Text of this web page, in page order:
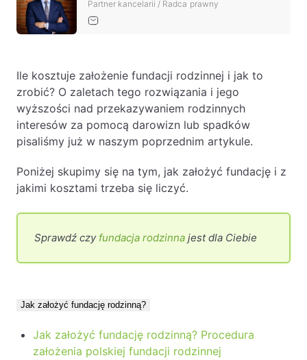
Baza wiedzy
Ochrona majątku i planowanie podatkowe
Ochrona majątku
Planowanie podatkowe
Restrukturyzacje
przedsiębiorców poza granicami RP
Obsługa korporacyjna
Bieżące doradztwo prawne
Bieżące doradztwo prawne dla spółek z
Doradztwo podatkowe
Modelowanie i optymalizacja działalności IT
Partner kancelarii / Radca prawny
Ile kosztuje założenie fundacji rodzinnej i jak to
zrobić? O zaletach tego rozwiązania i jego
wyższości nad przekazywaniem rodzinnych
interesów za pomocą darowizn lub spadków
pisaliśmy już w naszym poprzednim artykule.
Poniżej skupimy się na tym, jak założyć fundację i z
jakimi kosztami trzeba się liczyć.
Sprawdź czy fundacja rodzinna jest dla Ciebie
Jak założyć fundację rodzinną?
Jak założyć fundację rodzinną? Procedura
założenia polskiej fundacji rodzinnej